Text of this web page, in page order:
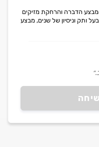
הדברה והרחקת מזיקים
ותק וניסיון של שנים, מבצע